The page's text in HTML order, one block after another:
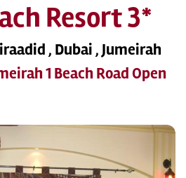
Resort 3*
, Dubai , Jumeirah
1 Beach Road Open